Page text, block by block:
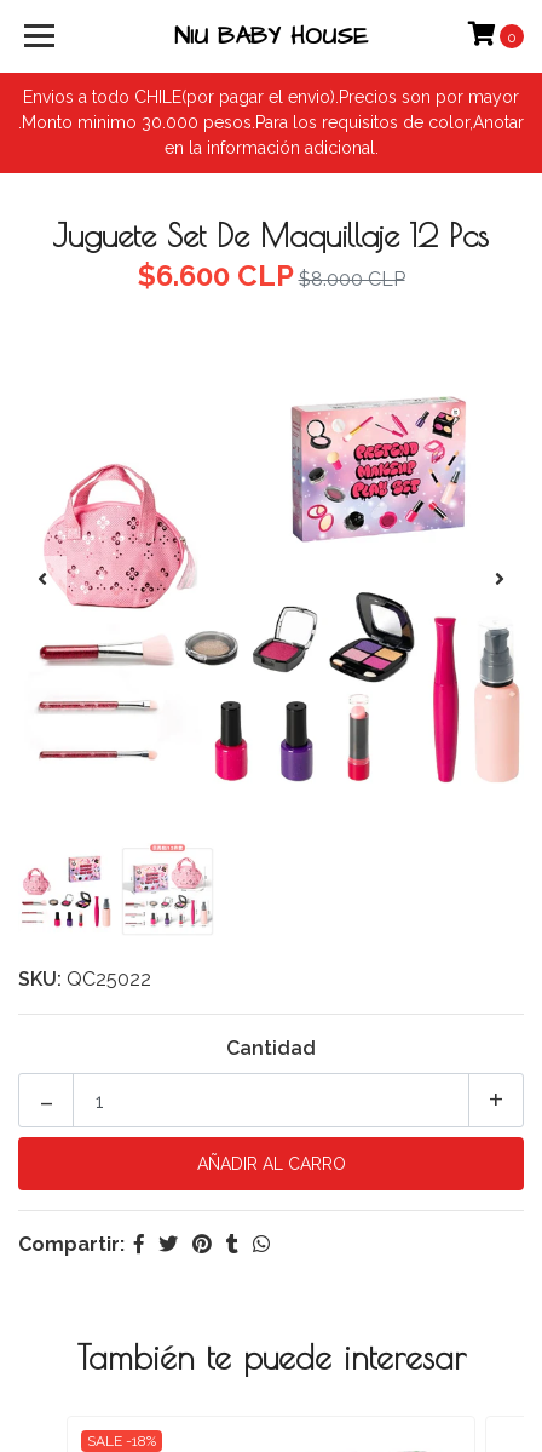
Envios a todo CHILE(por pagar el envio).Precios son por mayor
.Monto minimo 30.000 pesos.Para los requisitos de color,Anotar
en la información adicional.
NIU BABY HOUSE 0
Juguete Set De Maquillaje 12 Pcs
$6.600 CLP $8.000 CLP
SKU: QC25022
Cantidad
+
-
Compartir:
También te puede interesar
SALE -18%